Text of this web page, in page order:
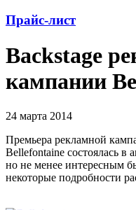
Прайс-лист
Backstage
кампании
24 марта 2014
Премьера рекламной
Bellefontaine состоялась в
но не менее интересным
некоторые подробности